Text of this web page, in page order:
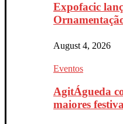
Expofacic
August 4, 2026
Eventos
AgitÁgueda
maiores